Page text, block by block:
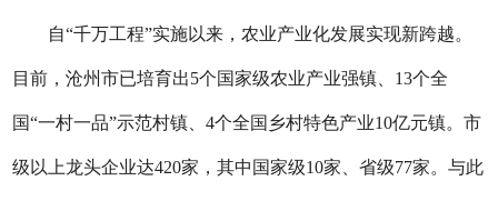
自“千万工程”实施以来，农业产业化发展实现新跨越。
目前，沧州市已培育出5个国家级农业产业强镇、13个全
国“一村一品”示范村镇、4个全国乡村特色产业10亿元镇。市
级以上龙头企业达420家，其中国家级10家、省级77家。与此